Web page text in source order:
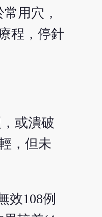
用穴，
程，停針
或潰破
，但未
效108例